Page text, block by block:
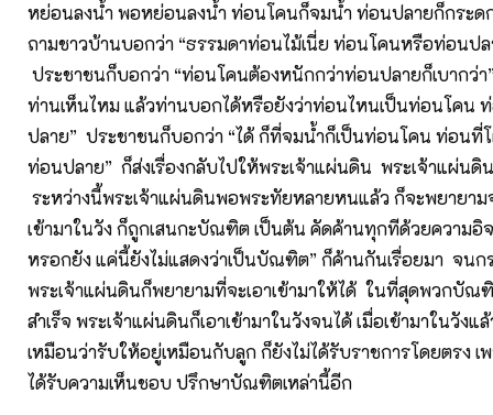
หย่อนลงน้ำ พอหย่อนลงน้ำ ท่อนโคนก็จมน้ำ ท่อนปลายก็กระ
ถามชาวบ้านบอกว่า “ธรรมดาท่อนไม้เนี่ย ท่อนโคนหรือท่อนป
ประชาชนก็บอกว่า “ท่อนโคนต้องหนักกว่าท่อนปลายก็เบากว่
ท่านเห็นไหม แล้วท่านบอกได้หรือยังว่าท่อนไหนเป็นท่อนโคน
ปลาย” ประชาชนก็บอกว่า “ได้ ก็ที่จมน้ำก็เป็นท่อนโคน ท่อนที่
ท่อนปลาย” ก็ส่งเรื่องกลับไปให้พระเจ้าแผ่นดิน พระเจ้าแผ่น
ระหว่างนี้พระเจ้าแผ่นดินพอพระทัยหลายหนแล้ว ก็จะพยายาม
เข้ามาในวัง ก็ถูกเสนกะบัณฑิต เป็นต้น คัดค้านทุกทีด้วยความอิ
หรอกยัง แค่นี้ยังไม่แสดงว่าเป็นบัณฑิต” ก็ค้านกันเรื่อยมา จน
พระเจ้าแผ่นดินก็พยายามที่จะเอาเข้ามาให้ได้ ในที่สุดพวกบัณ
สำเร็จ พระเจ้าแผ่นดินก็เอาเข้ามาในวังจนได้ เมื่อเข้ามาในวังแ
เหมือนว่ารับให้อยู่เหมือนกับลูก ก็ยังไม่ได้รับราชการโดยตรง เ
ได้รับความเห็นชอบ ปรึกษาบัณฑิตเหล่านี้อีก